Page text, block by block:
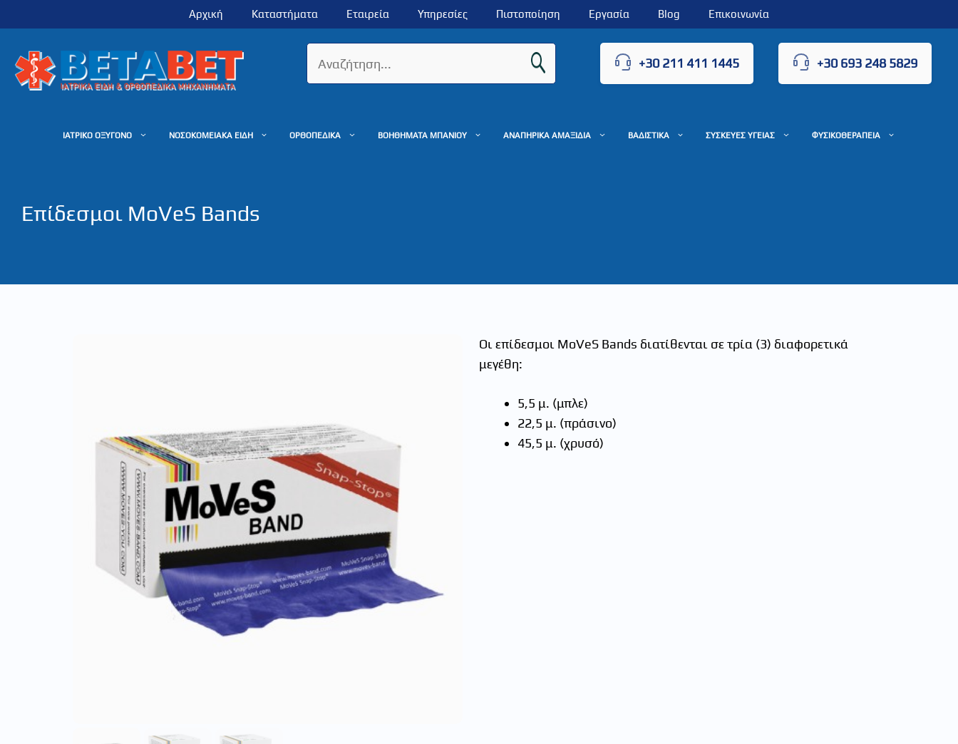
σε
περιεχόμενο
Αρχική Καταστήματα Εταιρεία Υπηρεσίες Πιστοποίηση Εργασία Blog Επικοινωνία
+30 211 411 1445 +30 693 248 5829
ΙΑΤΡΙΚΟ ΟΞΥΓΟΝΟ ΝΟΣΟΚΟΜΕΙΑΚΑ ΕΙΔΗ ΟΡΘΟΠΕΔΙΚΑ ΒΟΗΘΗΜΑΤΑ ΜΠΑΝΙΟΥ ΑΝΑΠΗΡΙΚΑ ΑΜΑΞΙΔΙΑ ΒΑΔΙΣΤΙΚΑ ΣΥΣΚΕΥΕΣ ΥΓΕΙΑΣ ΦΥΣΙΚΟΘΕΡΑΠΕΙΑ
Επίδεσμοι MoVeS Bands
Οι επίδεσμοι MoVeS Bands διατίθενται σε τρία (3) διαφορετικά
μεγέθη:
5,5 μ. (μπλε)
22,5 μ. (πράσινο)
45,5 μ. (χρυσό)